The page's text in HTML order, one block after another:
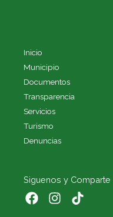
Inicio
Municipio
Documentos
Transparencia
Servicios
Turismo
Denuncias
Siguenos y Comparte